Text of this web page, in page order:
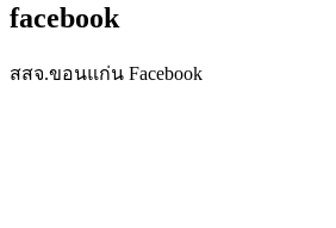
facebook
สสจ.ขอนแก่น Facebook